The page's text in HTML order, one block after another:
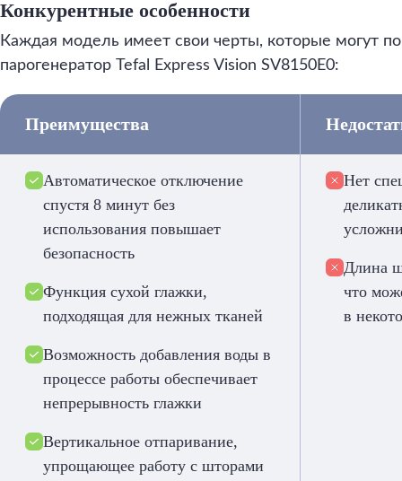
Конкурентные особенности
Каждая модель имеет свои черты, которые могут
парогенератор Tefal Express Vision SV8150E0:
Преимущества
Автоматическое отключение
спустя 8 минут без
использования повышает
безопасность
Функция сухой глажки,
подходящая для нежных тканей
Возможность добавления воды в
процессе работы обеспечивает
непрерывность глажки
Вертикальное отпаривание,
упрощающее работу с шторами
Нет
Длина
что
в